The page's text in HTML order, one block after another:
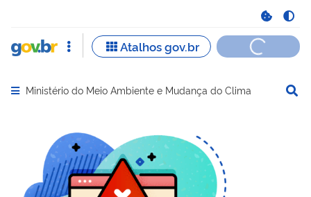
Abrir menu principal de navegação
Ministério do Meio Ambiente e Mudança do Clima